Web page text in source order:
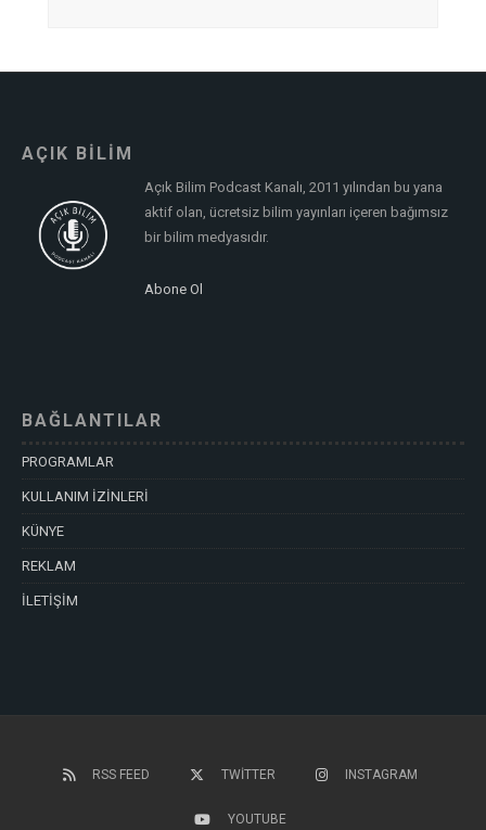
AÇIK BİLİM
Açık Bilim Podcast Kanalı, 2011 yılından bu yana
aktif olan, ücretsiz bilim yayınları içeren bağımsız
bir bilim medyasıdır.
Abone Ol
BAĞLANTILAR
PROGRAMLAR
KULLANIM İZİNLERİ
KÜNYE
REKLAM
İLETİŞİM
RSS FEED TWITTER INSTAGRAM
YOUTUBE